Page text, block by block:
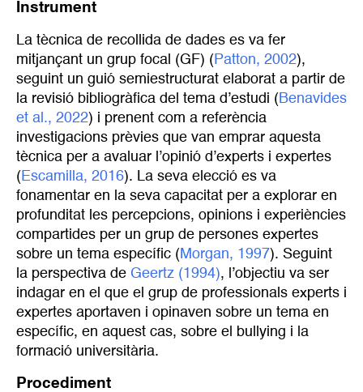
Instrument
La tècnica de recollida de dades es va fer
mitjançant un grup focal (GF) ( Patton, 2002),
seguint un guió semiestructurat elaborat a partir de
la revisió bibliogràfica del tema d’estudi ( Benavides
et al., 2022) i prenent com a referència
investigacions prèvies que van emprar aquesta
tècnica per a avaluar l’opinió d’experts i expertes
( Escamilla, 2016). La seva elecció es va
fonamentar en la seva capacitat per a explorar en
profunditat les percepcions, opinions i experiències
compartides per un grup de persones expertes
sobre un tema específic ( Morgan, 1997). Seguint
la perspectiva de Geertz (1994), l’objectiu va ser
indagar en el que el grup de professionals experts i
expertes aportaven i opinaven sobre un tema en
específic, en aquest cas, sobre el bullying i la
formació universitària.
Procediment